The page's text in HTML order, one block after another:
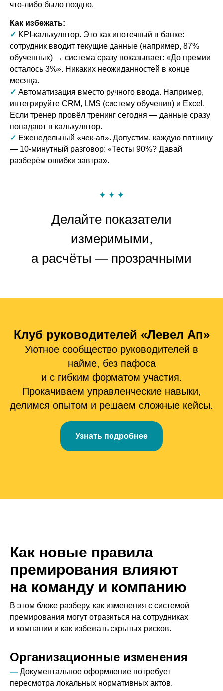
что-либо было поздно.
Как избежать:
✓ KPI-калькулятор. Это как ипотечный в банке:
сотрудник вводит текущие данные (например, 87%
обученных) → система сразу показывает: «До премии
осталось 3%». Никаких неожиданностей в конце
месяца.
✓ Автоматизация вместо ручного ввода. Например,
интегрируйте CRM, LMS (систему обучения) и Excel.
Если тренер провёл тренинг сегодня — данные сразу
попадают в калькулятор.
✓ Еженедельный «чек-ап». Допустим, каждую пятницу
— 10-минутный разговор: «Тесты 90%? Давай
разберём ошибки завтра».
Делайте показатели
измеримыми,
а расчёты — прозрачными
Клуб руководителей «Левел Ап»
Уютное сообщество руководителей в
найме, без пафоса
и с гибким форматом участия.
Прокачиваем управленческие навыки,
делимся опытом и решаем сложные кейсы.
Узнать подробнее
Как новые правила
премирования влияют
на команду и компанию
В этом блоке разберу, как изменения с системой
премирования могут отразиться на сотрудниках
и компании и как избежать скрытых рисков.
Организационные изменения
— Документальное оформление потребует
пересмотра локальных нормативных актов.